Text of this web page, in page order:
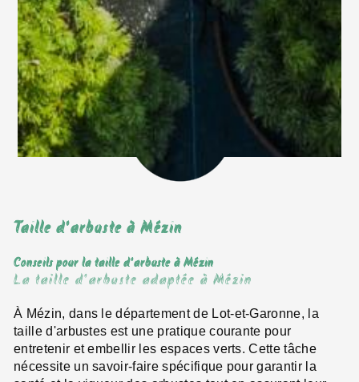
Taille d'arbuste à Mézin
Conseils pour la taille d'arbuste à Mézin
La taille d'arbuste adaptée à Mézin
À Mézin, dans le département de Lot-et-Garonne, la
taille d'arbustes est une pratique courante pour
entretenir et embellir les espaces verts. Cette tâche
nécessite un savoir-faire spécifique pour garantir la